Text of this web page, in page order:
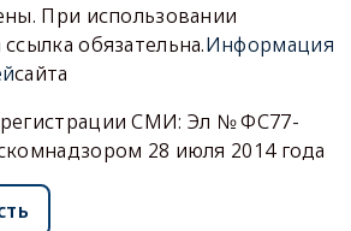
При использовании
обязательна.Информация
сайта
СМИ: Эл № ФС77-
28 июля 2014 года